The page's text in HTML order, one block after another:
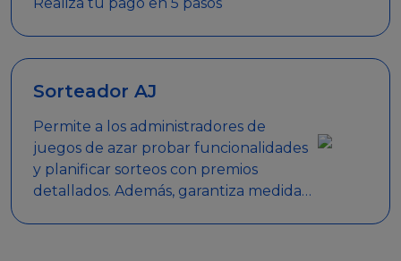
Sorteador AJ
Permite a los administradores de
juegos de azar probar funcionalidades
y planificar sorteos con premios
detallados. Además, garantiza medidas